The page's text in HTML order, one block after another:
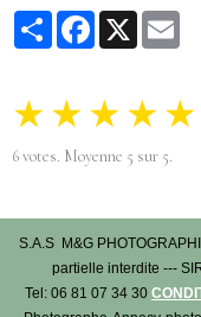
PartagerFacebook
X
★★★★★
6votes. Moyenne 5 sur 5.
S.A.S M&G
partielle interdite ---
Tel: 06 81 07 34 30